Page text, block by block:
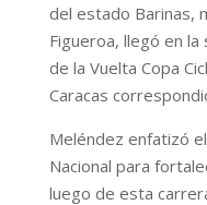
del estado Barinas,
Figueroa, llegó en
de la Vuelta Copa
Caracas
Meléndez enfatizó
Nacional para
luego de esta